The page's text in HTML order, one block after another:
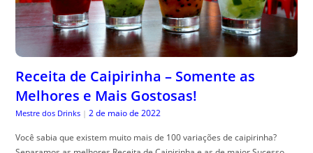
Receita de Caipirinha – Somente as
Melhores e Mais Gostosas!
Mestre dos Drinks | 2 de maio de 2022
Você sabia que existem muito mais de 100 variações de caipirinha?